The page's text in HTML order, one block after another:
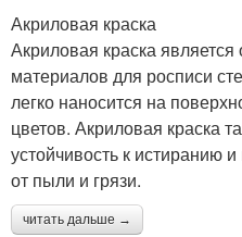
Акриловая краска
Акриловая краска
материалов для росписи
легко наносится на
цветов. Акриловая краска
устойчивость к истиранию
от пыли и грязи.
читать дальше →